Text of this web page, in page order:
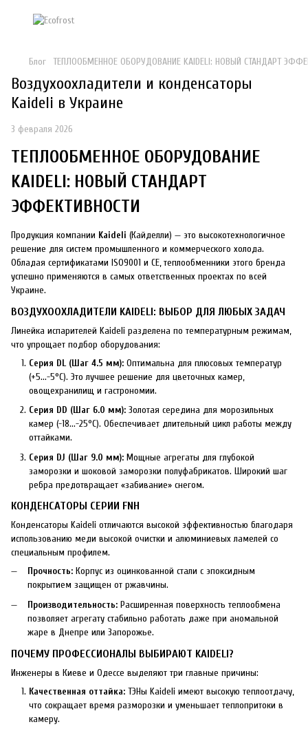
Блог ТЕПЛООБМЕННОЕ ОБОРУДОВАНИЕ KAIDELI: НОВЫЙ СТАНДАРТ
Воздухоохладители и конденсаторы
Kaideli в Украине
3 февраля 2026
ТЕПЛООБМЕННОЕ ОБОРУДОВАНИЕ
KAIDELI: НОВЫЙ СТАНДАРТ
ЭФФЕКТИВНОСТИ
Продукция компании Kaideli (Кайделли) — это высокотехнологичное
решение для систем промышленного и коммерческого холода.
Обладая сертификатами ISO9001 и CE, теплообменники этого бренда
успешно применяются в самых ответственных проектах по всей
Украине.
ВОЗДУХООХЛАДИТЕЛИ KAIDELI: ВЫБОР ДЛЯ ЛЮБЫХ ЗАДАЧ
Линейка испарителей Kaideli разделена по температурным режимам,
что упрощает подбор оборудования:
Серия DL (Шаг 4.5 мм): Оптимальна для плюсовых температур
(+5...-5°C). Это лучшее решение для цветочных камер,
овощехранилищ и гастрономии.
Серия DD (Шаг 6.0 мм): Золотая середина для морозильных
камер (-18...-25°C). Обеспечивает длительный цикл работы между
оттайками.
Серия DJ (Шаг 9.0 мм): Мощные агрегаты для глубокой
заморозки и шоковой заморозки полуфабрикатов. Широкий шаг
ребра предотвращает «забивание» снегом.
КОНДЕНСАТОРЫ СЕРИИ FNH
Конденсаторы Kaideli отличаются высокой эффективностью благодаря
использованию меди высокой очистки и алюминиевых ламелей со
специальным профилем.
Прочность: Корпус из оцинкованной стали с эпоксидным
покрытием защищен от ржавчины.
Производительность: Расширенная поверхность теплообмена
позволяет агрегату стабильно работать даже при аномальной
жаре в Днепре или Запорожье.
ПОЧЕМУ ПРОФЕССИОНАЛЫ ВЫБИРАЮТ KAIDELI?
Инженеры в Киеве и Одессе выделяют три главные причины:
Качественная оттайка: ТЭНы Kaideli имеют высокую теплоотдачу,
что сокращает время разморозки и уменьшает теплопритоки в
камеру.